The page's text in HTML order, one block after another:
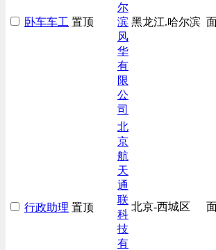
房地产开发/物业管理类
卧车车工 置顶
尔
滨
风
华
有
限
公
司
黑龙江.哈尔滨
行政助理 置顶
北
京
航
天
通
联
科
技
有
北京-西城区